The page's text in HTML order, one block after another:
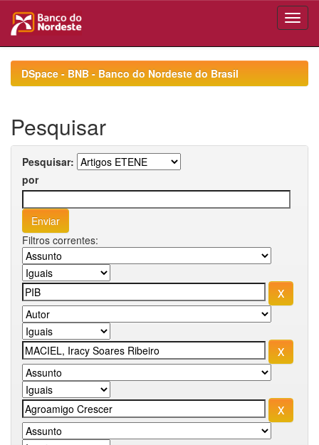
navigationDSpace - BNB - Banco do Nordeste do Brasil
Pesquisar
Pesquisar:
por
Filtros correntes: